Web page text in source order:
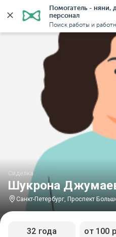
Помогатель - няни,
персонал
Поиск работы и
Главная Сиделки
Шукрона
Сиделка
Санкт-Петербург, Проспект
32 года от 100